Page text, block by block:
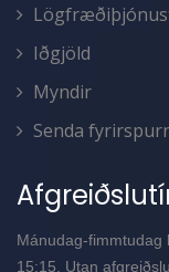
Iðgjöld
Myndir
Senda
Mánudag-fimmtudag
15:15. Utan